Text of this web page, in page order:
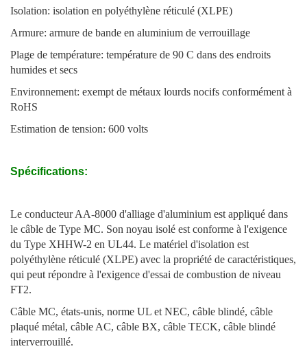
Isolation: isolation en polyéthylène réticulé (XLPE)
Armure: armure de bande en aluminium de verrouillage
Plage de température: température de 90 C dans des endroits
humides et secs
Environnement: exempt de métaux lourds nocifs conformément à
RoHS
Estimation de tension: 600 volts
Spécifications:
Le conducteur AA-8000 d'alliage d'aluminium est appliqué dans
le câble de Type MC. Son noyau isolé est conforme à l'exigence
du Type XHHW-2 en UL44. Le matériel d'isolation est
polyéthylène réticulé (XLPE) avec la propriété de caractéristiques,
qui peut répondre à l'exigence d'essai de combustion de niveau
FT2.
Câble MC, états-unis, norme UL et NEC, câble blindé, câble
plaqué métal, câble AC, câble BX, câble TECK, câble blindé
interverrouillé.